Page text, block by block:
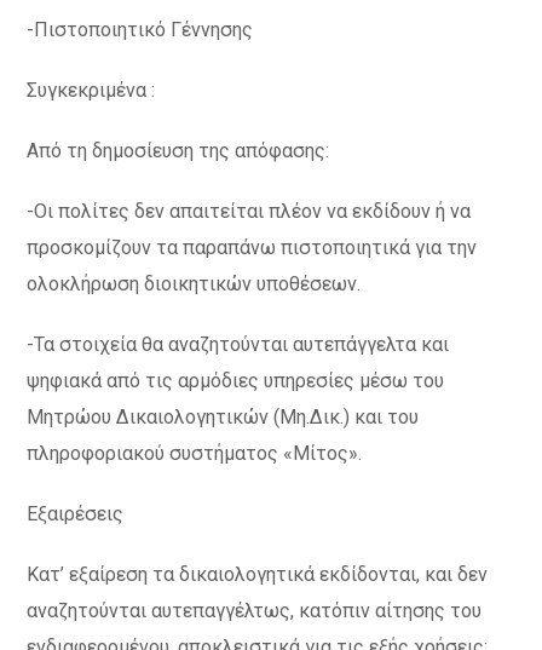
-Πιστοποιητικό Γέννησης
Συγκεκριμένα :
Από τη δημοσίευση της απόφασης:
-Οι πολίτες δεν απαιτείται πλέον να εκδίδουν ή να
προσκομίζουν τα παραπάνω πιστοποιητικά για την
ολοκλήρωση διοικητικών υποθέσεων.
-Τα στοιχεία θα αναζητούνται αυτεπάγγελτα και
ψηφιακά από τις αρμόδιες υπηρεσίες μέσω του
Μητρώου Δικαιολογητικών (Μη.Δικ.) και του
πληροφοριακού συστήματος «Μίτος».
Εξαιρέσεις
Kατ’ εξαίρεση τα δικαιολογητικά εκδίδονται, και δεν
αναζητούνται αυτεπαγγέλτως, κατόπιν αίτησης του